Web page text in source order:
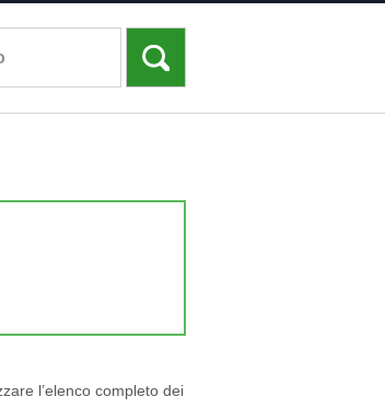
l’elenco completo dei